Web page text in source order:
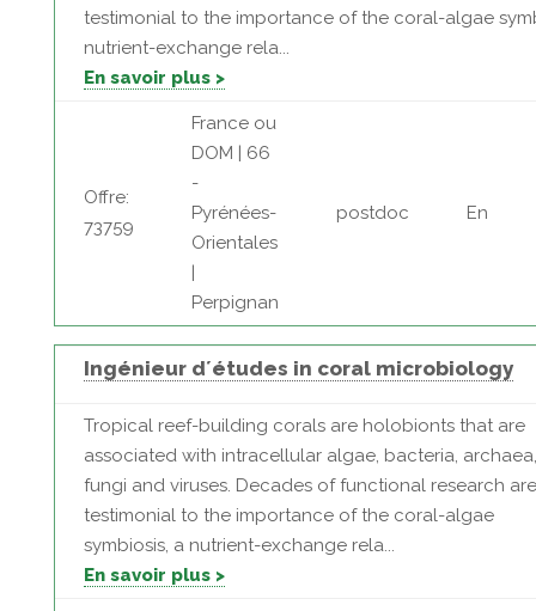
testimonial to the importance of the coral-algae
nutrient-exchange rela...
En savoir plus >
Offre:
73759
France ou
DOM | 66
-
Pyrénées-
Orientales
|
Perpignan
postdoc En
Ingénieur d´études in coral microbiology
Tropical reef-building corals are holobionts that are
associated with intracellular algae, bacteria, archaea,
fungi and viruses. Decades of functional research
testimonial to the importance of the coral-algae
symbiosis, a nutrient-exchange rela...
En savoir plus >